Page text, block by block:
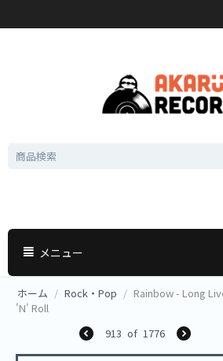
メニュー
ホーム / Rock・Pop / Rainbow - Long
'N' Roll
913 of 1776